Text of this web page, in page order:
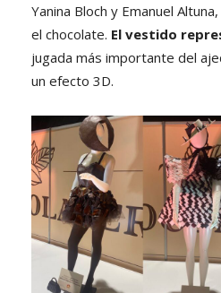
Yanina Bloch y Emanuel
el chocolate. El vestido
jugada más importante del
un efecto 3D.